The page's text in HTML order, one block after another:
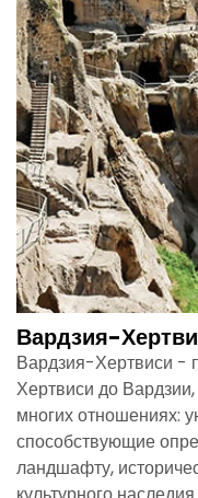
Вардзия-
Вардзия-Хертвиси -
Хертвиси до
многих отношениях:
способствующие
ландшафту,